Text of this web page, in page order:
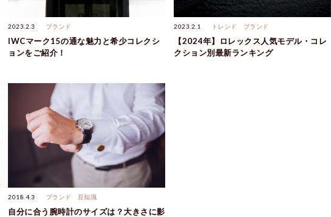
2023.2.3 ブランド
IWCマーク15の通な魅力と希少コレクシ
ョンをご紹介！
2023.2.1 トレンド ブランド
【2024年】ロレックス人気モデル・コレ
クション別最新ランキング
2018.4.3 ブランド 豆知識
自分に合う腕時計のサイズは？大きさに影